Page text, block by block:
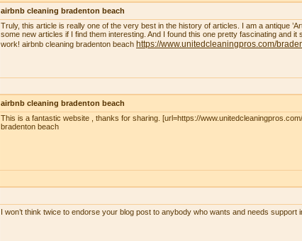
airbnb cleaning bradenton beach
Truly, this article is really one of the very best in the history of articles. I am a antique
some new articles if I find them interesting. And I found this one pretty fascinating and it
work! airbnb cleaning bradenton beach https://www.unitedcleaningpros.com/
airbnb cleaning bradenton beach
This is a fantastic website , thanks for sharing. [url=https://
bradenton beach
I won’t think twice to endorse your blog post to anybody who wants and needs support